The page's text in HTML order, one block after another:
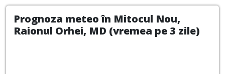
Prognoza meteo în Mitocul Nou,
Raionul Orhei, MD (vremea pe 3 zile)